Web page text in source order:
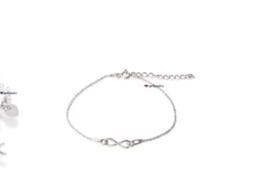
❤️
ulubionych
❤️